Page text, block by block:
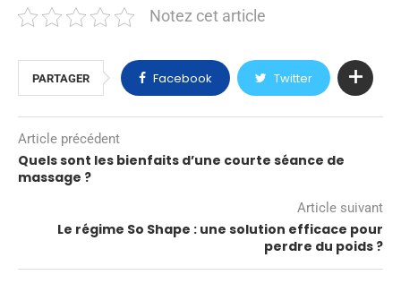
Notez cet article
PARTAGER Facebook Twitter
Article précédent
Quels sont les bienfaits d’une courte séance de
massage ?
Article suivant
Le régime So Shape : une solution efficace pour
perdre du poids ?